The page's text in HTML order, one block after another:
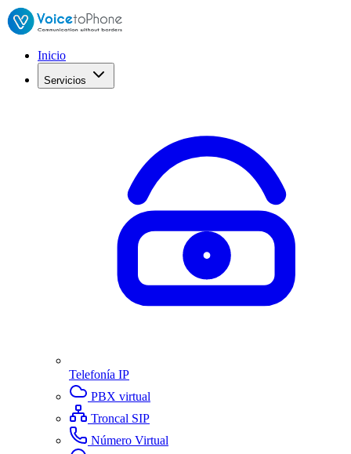
Inicio
Servicios
Telefonía IP
PBX virtual
Troncal SIP
Número Virtual